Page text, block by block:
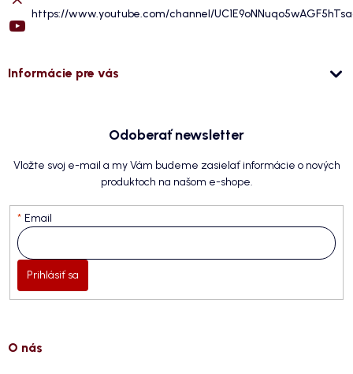
https://www.youtube.com/channel/
Informácie pre vás
Odoberať newsletter
Vložte svoj e-mail a my Vám budeme zasielať informácie o nových
produktoch na našom e-shope.
Email
Prihlásiť sa
O nás